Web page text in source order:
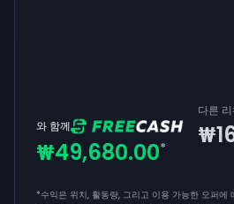
와 함께
₩49,680.00*
다른
*수익은 위치, 활동량, 그리고 이용 가능한 오퍼에